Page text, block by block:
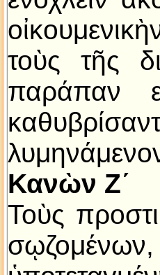
τοὺς τῆς
παράπαν
Κανὼν Ζ´
Τοὺς